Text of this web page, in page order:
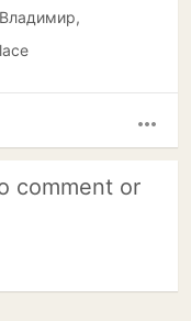
more_horiz
comment or